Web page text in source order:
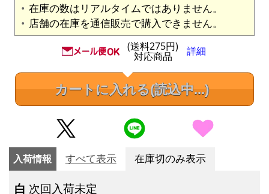
在庫の数はリアルタイムではありません。
店舗の在庫を通信販売で購入できません。
(送料275円)
対応商品 詳細
カートに入れる(読込中...)
入荷情報 すべて表示 在庫切のみ表示
白 次回入荷未定